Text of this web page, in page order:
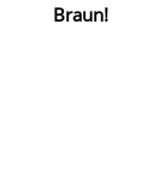
Braun!